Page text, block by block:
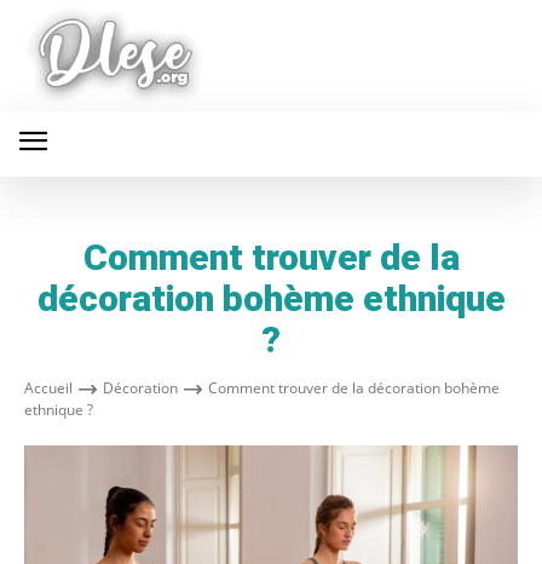
Comment trouver de la
décoration bohème ethnique
?
Accueil Décoration
Comment trouver de la décoration bohème
ethnique ?